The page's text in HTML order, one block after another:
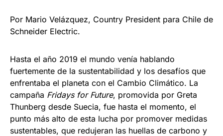
Por Mario Velázquez, Country President para Chile de
Schneider Electric.
Hasta el año 2019 el mundo venía hablando
fuertemente de la sustentabilidad y los desafíos que
enfrentaba el planeta con el Cambio Climático. La
campaña Fridays for Future, promovida por Greta
Thunberg desde Suecia, fue hasta el momento, el
punto más alto de esta lucha por promover medidas
sustentables, que redujeran las huellas de carbono y